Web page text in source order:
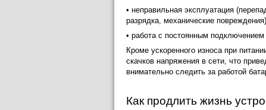
• неправильная эксплуатация
разрядка, механические
• работа с постоянным подключением
Кроме ускоренного износа при
скачков напряжения в сети, что
внимательно следить за работой
Как продлить жизнь